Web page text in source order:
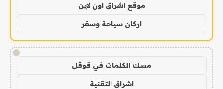
موقع اشراق اون لاين
اركان سياحة وسفر
!
مسك الكلمات في قوقل
اشراق التقنية